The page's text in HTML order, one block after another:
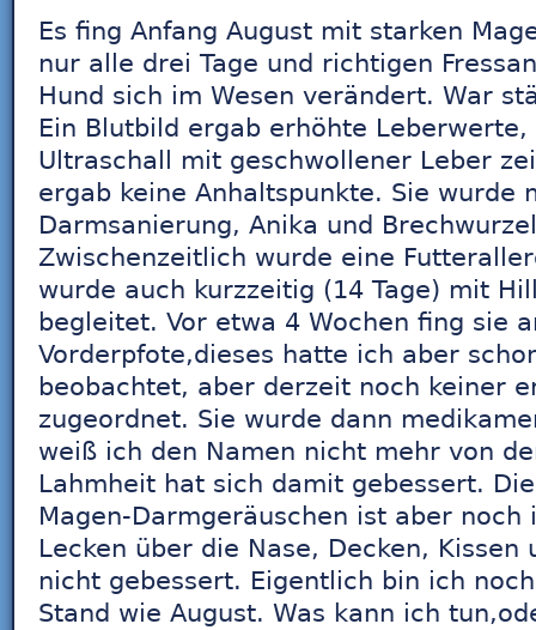
Es fing Anfang August mit starken
nur alle drei Tage und richtigen
Hund sich im Wesen verändert. War
Ein Blutbild ergab erhöhte
Ultraschall mit geschwollener Leber
ergab keine Anhaltspunkte. Sie wurde
Darmsanierung, Anika und
Zwischenzeitlich wurde eine
wurde auch kurzzeitig (14 Tage) mit
begleitet. Vor etwa 4 Wochen fing sie
Vorderpfote,dieses hatte ich aber
beobachtet, aber derzeit noch keiner
zugeordnet. Sie wurde dann
weiß ich den Namen nicht mehr von
Lahmheit hat sich damit gebessert.
Magen-Darmgeräuschen ist aber noch
Lecken über die Nase, Decken,
nicht gebessert. Eigentlich bin ich
Stand wie August. Was kann ich